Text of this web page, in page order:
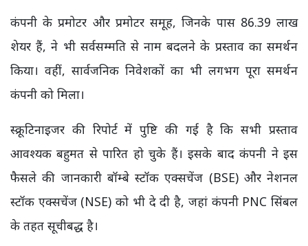
कंपनी के प्रमोटर और प्रमोटर समूह, जिनके पास 86.39 लाख
शेयर हैं, ने भी सर्वसम्मति से नाम बदलने के प्रस्ताव का समर्थन
किया। वहीं, सार्वजनिक निवेशकों का भी लगभग पूरा समर्थन
कंपनी को मिला।
स्क्रूटिनाइजर की रिपोर्ट में पुष्टि की गई है कि सभी प्रस्ताव
आवश्यक बहुमत से पारित हो चुके हैं। इसके बाद कंपनी ने इस
फैसले की जानकारी बॉम्बे स्टॉक एक्सचेंज (BSE) और नेशनल
स्टॉक एक्सचेंज (NSE) को भी दे दी है, जहां कंपनी PNC सिंबल
के तहत सूचीबद्ध है।